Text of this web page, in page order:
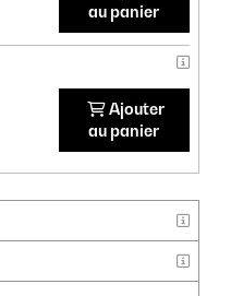
au panier
Ajouter
au panier